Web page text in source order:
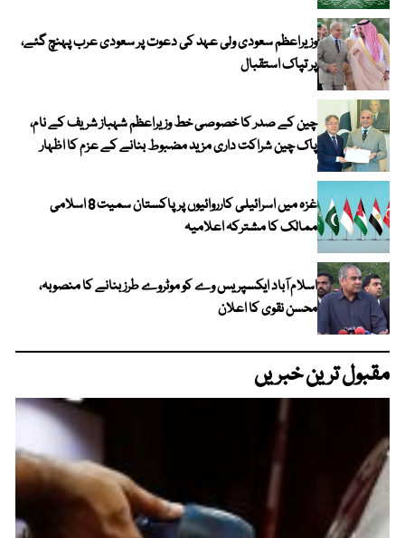
وزیراعظم سعودی ولی عہد کی دعوت پر سعودی عرب پہنچ گئے،
پر تپاک استقبال
چین کے صدر کا خصوصی خط وزیراعظم شہباز شریف کے نام،
پاک چین شراکت داری مزید مضبوط بنانے کے عزم کا اظہار
غزہ میں اسرائیلی کارروائیوں پر پاکستان سمیت 8 اسلامی
ممالک کا مشترکہ اعلامیہ
اسلام آباد ایکسپریس وے کو موٹروے طرز بنانے کا منصوبہ،
محسن نقوی کا اعلان
مقبول ترین خبریں